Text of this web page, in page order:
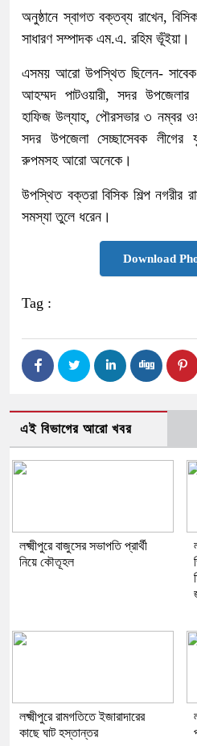
অনুষ্ঠানে স্বাগত বক্তব্য রাখেন,
সাধারণ সম্পাদক এম.এ. রহিম ভূঁইয়া।
এসময় আরো উপস্থিত ছিলেন- সাবেক
আহম্মদ পাটওয়ারী, সদর উপজেলার
হাফিজ উল্যাহ, পৌরসভার ৩ নম্বর
সদর উপজেলা সেচ্ছাসেবক
রুপমসহ আরো অনেকে।
উপস্থিত বক্তরা বিসিক শিল্প নগরীর
সমস্যা তুলে ধরেন।
Download
Tag :
এই বিভাগের আরো খবর
লক্ষ্মীপুরে বাজুসের সভাপতি প্রার্থী
নিয়ে কৌতূহল
লক্ষ্মীপুরে রামগতিতে ইজারাদারের
কাছে ঘাট হস্তান্তর